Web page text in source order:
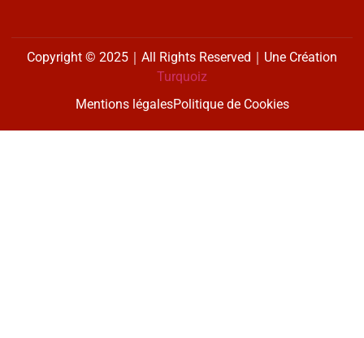
Copyright © 2025｜All Rights Reserved｜Une Création
Turquoiz
Mentions légalesPolitique de Cookies